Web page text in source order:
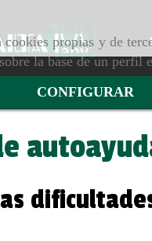
propias y de
la base de un
CONFIGURAR